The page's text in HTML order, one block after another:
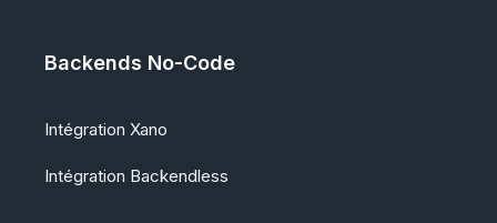
Backends No-Code
Intégration Xano
Intégration Backendless